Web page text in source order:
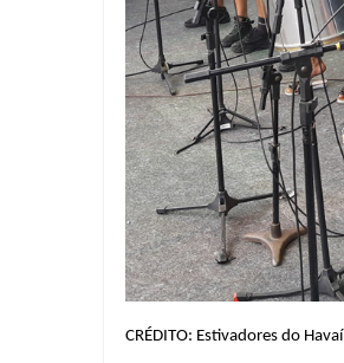
CRÉDITO: Estivadores do Havaí